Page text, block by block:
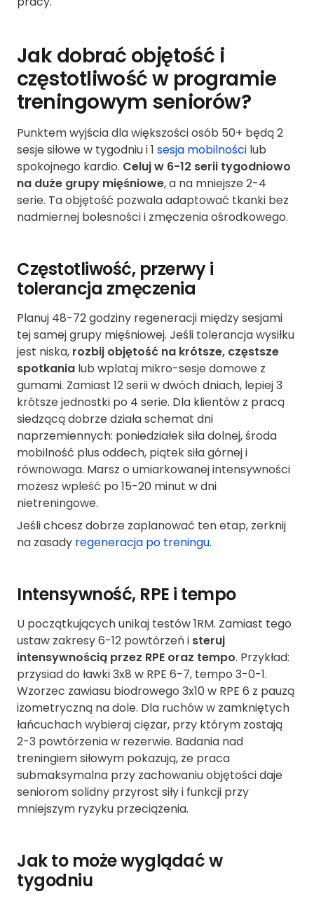
Jak dobrać objętość i
częstotliwość w programie
treningowym seniorów?
Punktem wyjścia dla większości osób 50+ będą 2
sesje siłowe w tygodniu i 1 sesja mobilności lub
spokojnego kardio. Celuj w 6-12 serii tygodniowo
na duże grupy mięśniowe, a na mniejsze 2-4
serie. Ta objętość pozwala adaptować tkanki bez
nadmiernej bolesności i zmęczenia ośrodkowego.
Częstotliwość, przerwy i
tolerancja zmęczenia
Planuj 48-72 godziny regeneracji między sesjami
tej samej grupy mięśniowej. Jeśli tolerancja wysiłku
jest niska, rozbij objętość na krótsze, częstsze
spotkania lub wplataj mikro-sesje domowe z
gumami. Zamiast 12 serii w dwóch dniach, lepiej 3
krótsze jednostki po 4 serie. Dla klientów z pracą
siedzącą dobrze działa schemat dni
naprzemiennych: poniedziałek siła dolnej, środa
mobilność plus oddech, piątek siła górnej i
równowaga. Marsz o umiarkowanej intensywności
możesz wpleść po 15-20 minut w dni
nietreningowe.
Jeśli chcesz dobrze zaplanować ten etap, zerknij
na zasady regeneracja po treningu.
Intensywność, RPE i tempo
U początkujących unikaj testów 1RM. Zamiast tego
ustaw zakresy 6-12 powtórzeń i steruj
intensywnością przez RPE oraz tempo. Przykład:
przysiad do ławki 3x8 w RPE 6-7, tempo 3-0-1.
Wzorzec zawiasu biodrowego 3x10 w RPE 6 z pauzą
izometryczną na dole. Dla ruchów w zamkniętych
łańcuchach wybieraj ciężar, przy którym zostają
2-3 powtórzenia w rezerwie. Badania nad
treningiem siłowym pokazują, że praca
submaksymalna przy zachowaniu objętości daje
seniorom solidny przyrost siły i funkcji przy
mniejszym ryzyku przeciążenia.
Jak to może wyglądać w
tygodniu